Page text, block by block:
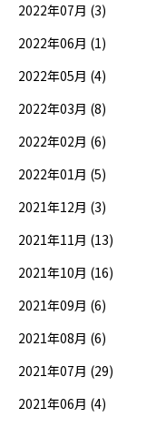
2022年07月 (3)
2022年06月 (1)
2022年05月 (4)
2022年03月 (8)
2022年02月 (6)
2022年01月 (5)
2021年12月 (3)
2021年11月 (13)
2021年10月 (16)
2021年09月 (6)
2021年08月 (6)
2021年07月 (29)
2021年06月 (4)